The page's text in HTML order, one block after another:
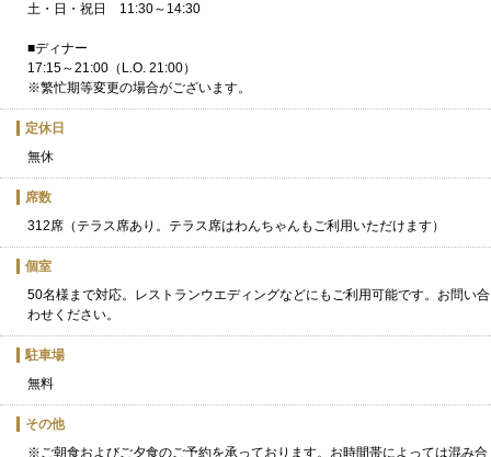
土・日・祝日 11:30～14:30
■ディナー
17:15～21:00（L.O. 21:00）
※繁忙期等変更の場合がございます。
定休日
無休
席数
312席（テラス席あり。テラス席はわんちゃんもご利用いただけます）
個室
50名様まで対応。レストランウエディングなどにもご利用可能です。お問い合
わせください。
駐車場
無料
その他
※ご朝食およびご夕食のご予約を承っております。お時間帯によっては混み合